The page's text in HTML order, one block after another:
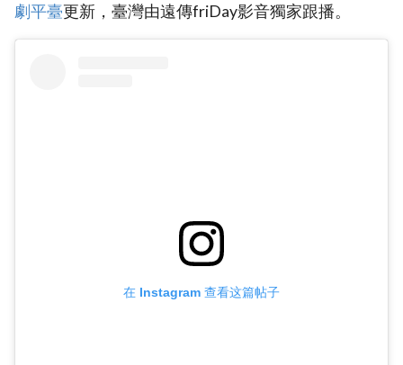
劇平臺更新，臺灣由遠傳friDay影音獨家跟播。
在 Instagram 查看这篇帖子